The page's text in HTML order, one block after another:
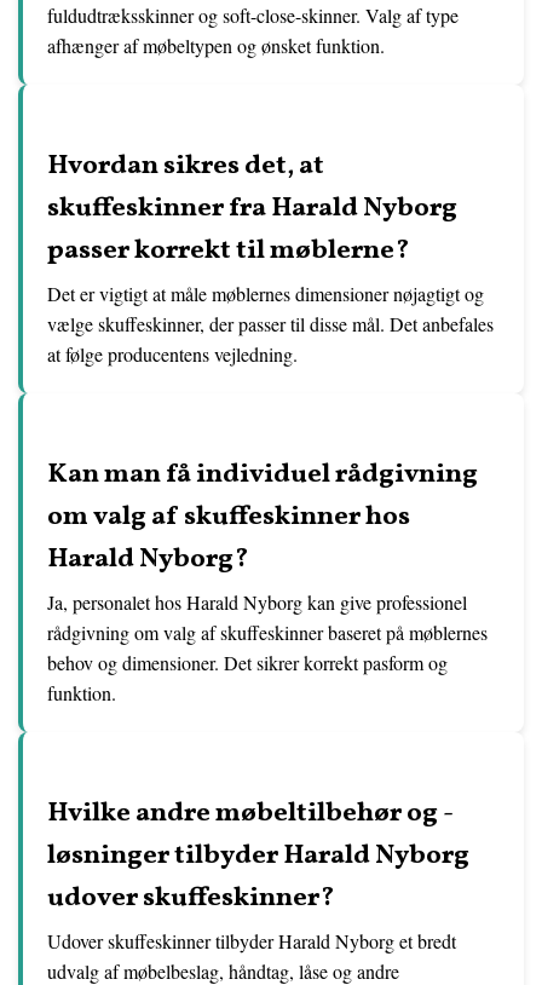
fuldudtræksskinner og soft-close-skinner. Valg af type
afhænger af møbeltypen og ønsket funktion.
Hvordan sikres det, at
skuffeskinner fra Harald Nyborg
passer korrekt til møblerne?
Det er vigtigt at måle møblernes dimensioner nøjagtigt og
vælge skuffeskinner, der passer til disse mål. Det anbefales
at følge producentens vejledning.
Kan man få individuel rådgivning
om valg af skuffeskinner hos
Harald Nyborg?
Ja, personalet hos Harald Nyborg kan give professionel
rådgivning om valg af skuffeskinner baseret på møblernes
behov og dimensioner. Det sikrer korrekt pasform og
funktion.
Hvilke andre møbeltilbehør og -
løsninger tilbyder Harald Nyborg
udover skuffeskinner?
Udover skuffeskinner tilbyder Harald Nyborg et bredt
udvalg af møbelbeslag, håndtag, låse og andre